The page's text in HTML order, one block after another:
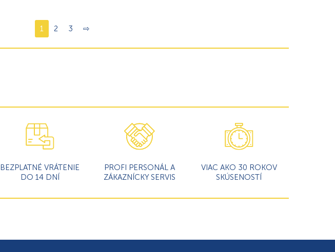
1 2 3 ⇨
BEZPLATNÉ VRÁTENIE
DO 14 DNÍ
PROFI PERSONÁL A
ZÁKAZNÍCKY SERVIS
VIAC AKO 30 ROKOV
SKÚSENOSTÍ